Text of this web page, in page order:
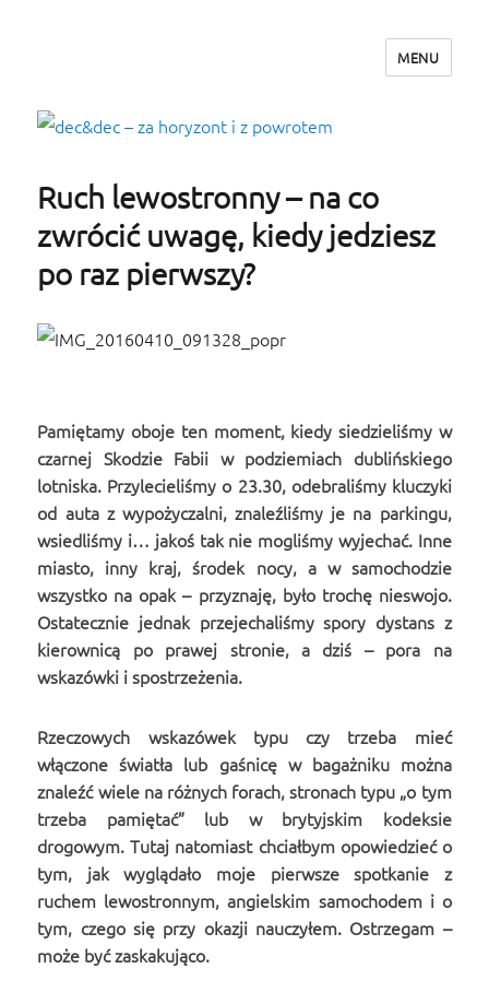
dec&dec – za horyzont i z powrotem
MENU
Ruch lewostronny – na co
zwrócić uwagę, kiedy jedziesz
po raz pierwszy?
Pamiętamy oboje ten moment, kiedy siedzieliśmy w
czarnej Skodzie Fabii w podziemiach dublińskiego
lotniska. Przylecieliśmy o 23.30, odebraliśmy kluczyki
od auta z wypożyczalni, znaleźliśmy je na parkingu,
wsiedliśmy i… jakoś tak nie mogliśmy wyjechać. Inne
miasto, inny kraj, środek nocy, a w samochodzie
wszystko na opak – przyznaję, było trochę nieswojo.
Ostatecznie jednak przejechaliśmy spory dystans z
kierownicą po prawej stronie, a dziś – pora na
wskazówki i spostrzeżenia.
Rzeczowych wskazówek typu czy trzeba mieć
włączone światła lub gaśnicę w bagażniku można
znaleźć wiele na różnych forach, stronach typu „o tym
trzeba pamiętać” lub w brytyjskim kodeksie
drogowym. Tutaj natomiast chciałbym opowiedzieć o
tym, jak wyglądało moje pierwsze spotkanie z
ruchem lewostronnym, angielskim samochodem i o
tym, czego się przy okazji nauczyłem. Ostrzegam –
może być zaskakująco.